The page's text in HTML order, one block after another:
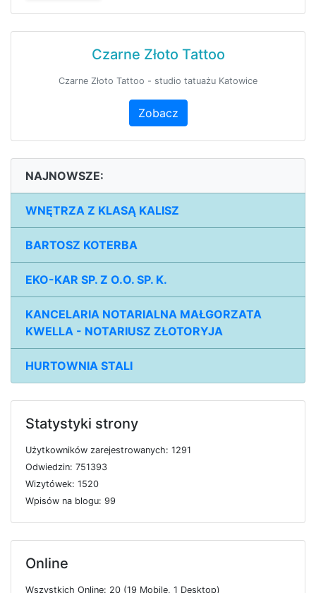
Czarne Złoto Tattoo
Czarne Złoto Tattoo - studio tatuażu Katowice
Zobacz
NAJNOWSZE:
WNĘTRZA Z KLASĄ KALISZ
BARTOSZ KOTERBA
EKO-KAR SP. Z O.O. SP. K.
KANCELARIA NOTARIALNA MAŁGORZATA
KWELLA - NOTARIUSZ ZŁOTORYJA
HURTOWNIA STALI
Statystyki strony
Użytkowników zarejestrowanych: 1291
Odwiedzin: 751393
Wizytówek: 1520
Wpisów na blogu: 99
Online
Wszystkich Online: 20 (19 Mobile, 1 Desktop)